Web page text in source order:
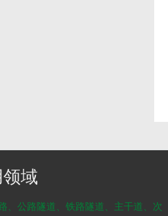
域
、公路隧道、铁路隧道、主干道、次